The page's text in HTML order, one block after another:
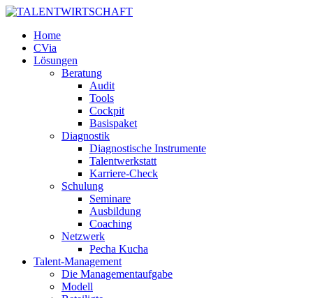
Home
CVia
Lösungen
Beratung
Audit
Tools
Cockpit
Basispaket
Diagnostik
Diagnostische Instrumente
Talentwerkstatt
Karriere-Check
Schulung
Seminare
Ausbildung
Coaching
Netzwerk
Pecha Kucha
Talent-Management
Die Managementaufgabe
Modell